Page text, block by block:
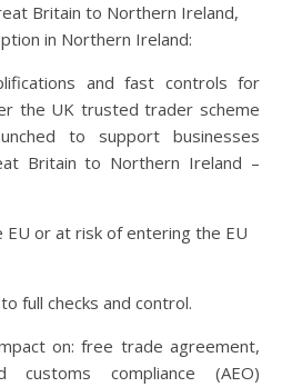
Britain to Northern Ireland,
in Northern Ireland:
and fast controls for
the UK trusted trader scheme
to support businesses
Britain to Northern Ireland –
or at risk of entering the EU
full checks and control.
on: free trade agreement,
customs compliance (AEO)